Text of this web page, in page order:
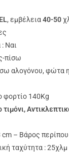
, εμβέλεια40-50
Ναι
πίσω
αλογόνου, φώτα
φορτίο 140Kg
τιμόνι,
– Βάρος
ταχύτητα : 25χλμ